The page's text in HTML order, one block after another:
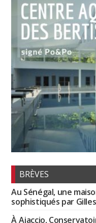
BRÈVES
Au Sénégal, une
sophistiqués par
À Ajaccio,